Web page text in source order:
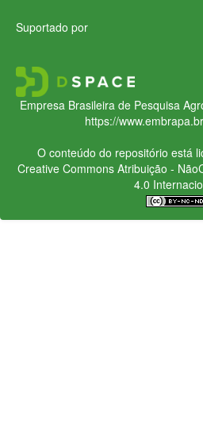
Suportado por
Empresa Brasileira de Pesquisa
https://
O conteúdo do repositório está
Creative CommonsAtribuição -
4.0